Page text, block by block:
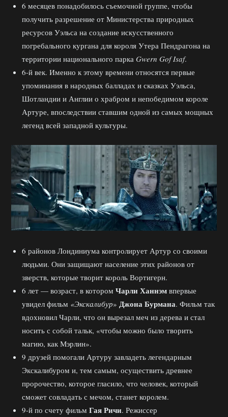
6 месяцев понадобилось съемочной группе, чтобы
получить разрешение от Министерства природных
ресурсов Уэльса на создание искусственного
погребального кургана для короля Утера Пендрагона на
территории национального парка Gwern Gof Isaf.
6-й век. Именно к этому времени относятся первые
упоминания в народных балладах и сказках Уэльса,
Шотландии и Англии о храбром и непобедимом короле
Артуре, впоследствии ставшим одной из самых мощных
легенд всей западной культуры.
6 районов Лондиниума контролирует Артур со своими
людьми. Они защищают население этих районов от
зверств, которые творит король Вортигерн.
6 лет — возраст, в котором Чарли Ханнэм впервые
увидел фильм «Экскалибур» Джона Бурмана. Фильм так
вдохновил Чарли, что он вырезал меч из дерева и стал
носить с собой тальк, «чтобы можно было творить
магию, как Мэрлин».
9 друзей помогали Артуру завладеть легендарным
Экскалибуром и, тем самым, осуществить древнее
пророчество, которое гласило, что человек, который
сможет совладать с мечом, станет королем.
9-й по счету фильм Гая Ричи. Режиссер